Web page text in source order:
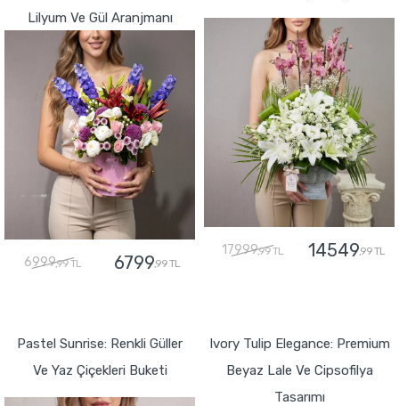
Lilyum Ve Gül Aranjmanı
6999,99 TL 6799,99 TL
17999,99 TL 14549,99 TL
Pastel Sunrise: Renkli Güller
Ve Yaz Çiçekleri Buketi
Ivory Tulip Elegance: Premium
Beyaz Lale Ve Cipsofilya
Tasarımı